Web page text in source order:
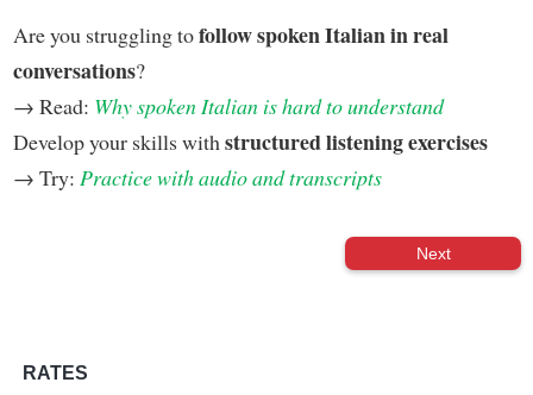
Are you struggling tofollow spoken Italian in real
conversations?
→ Read: Why spoken Italian is hard to understand
Develop your skills with structured listening exercises
→ Try: Practice with audio and transcripts
Next
RATES